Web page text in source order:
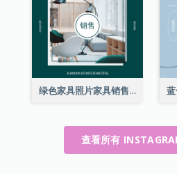
绿色家具照片家具销售Instagram帖子
查看所有